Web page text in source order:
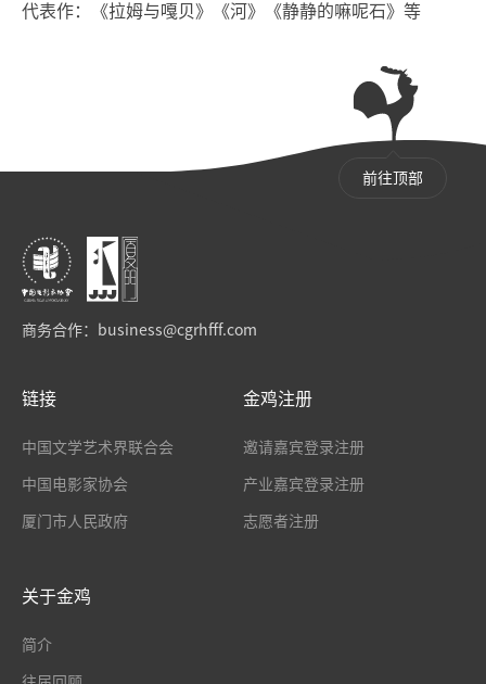
代表作：《拉姆与嘎贝》《河》《静静的嘛呢石》等
前往顶部
商务合作： business@cgrhfff.com
链接
中国文学艺术界联合会
中国电影家协会
厦门市人民政府
金鸡注册
邀请嘉宾登录注册
产业嘉宾登录注册
志愿者注册
关于金鸡
简介